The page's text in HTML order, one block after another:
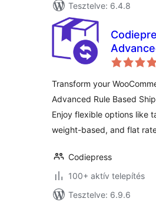
Tesztelve: 6.4.8
Based
Table
Based
Transform your
Advanced Rule Based
Enjoy flexible options like
weight-based, and flat
Codiepress
100+ aktív telepítés
Tesztelve: 6.9.6